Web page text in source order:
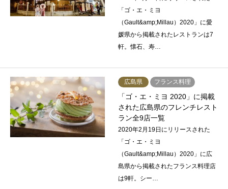
「ゴ・エ・ミヨ
（Gault&amp;Millau）2020」に愛
媛県から掲載されたレストランは7
軒。懐石、寿…
広島県 フランス料理
「ゴ・エ・ミヨ 2020」に掲載
された広島県のフレンチレスト
ラン全9店一覧
2020年2月19日にリリースされた
「ゴ・エ・ミヨ
（Gault&amp;Millau）2020」に広
島県から掲載されたフランス料理店
は9軒。シー…